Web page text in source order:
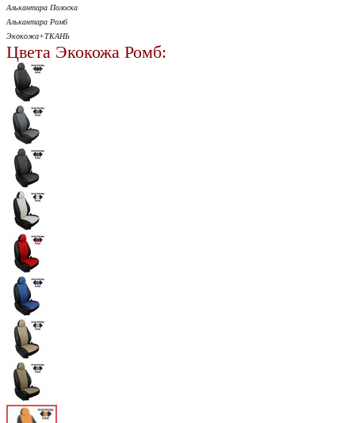
Алькантара Полоска
Алькантара Ромб
Экокожа+ТКАНЬ
Цвета Экокожа Ромб: